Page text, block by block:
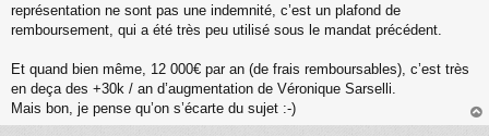
g
e
o
u
représentation ne sont pas une indemnité, c’est un plafond de
remboursement, qui a été très peu utilisé sous le mandat précédent.
Et quand bien même, 12 000€ par an (de frais remboursables), c’est très
en deça des +30k / an d’augmentation de Véronique Sarselli.
Mais bon, je pense qu’on s’écarte du sujet :-)
au